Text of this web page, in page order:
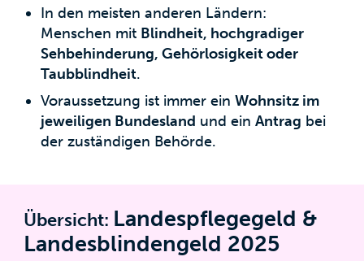
In den meisten anderen Ländern:
Menschen mit Blindheit, hochgradiger
Sehbehinderung, Gehörlosigkeit oder
Taubblindheit.
Voraussetzung ist immer ein Wohnsitz im
jeweiligen Bundesland und ein Antrag bei
der zuständigen Behörde.
Übersicht: Landespflegegeld &
Landesblindengeld 2025